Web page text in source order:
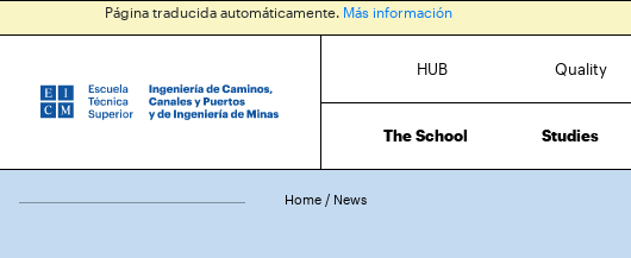
Página traducida automáticamente. Más información
HUB Quality
The School Studies
Home / News